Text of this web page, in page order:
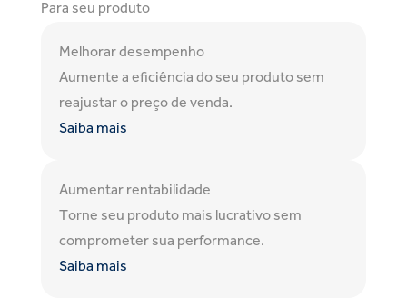
Para seu produto
Melhorar desempenho
Aumente a eficiência do seu produto sem
reajustar o preço de venda.
Saiba mais
Aumentar rentabilidade
Torne seu produto mais lucrativo sem
comprometer sua performance.
Saiba mais